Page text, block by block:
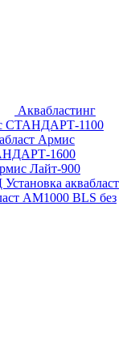
Аквабластинг
СТАНДАРТ-1100
Армис
1600
Лайт-900
Установка аквабласт
AM1000 BLS без